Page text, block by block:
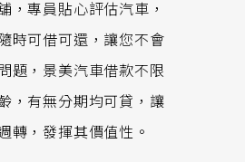
，專員貼心評估汽車，
時可借可還，讓您不會
題，景美汽車借款不限
，有無分期均可貸，讓
轉，發揮其價值性。